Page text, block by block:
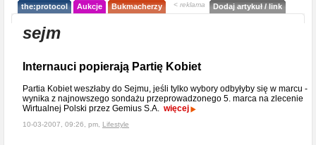
the:protocol Aukcje Bukmacherzy < reklama Dodaj artykuł / link
sejm
Internauci popierają Partię Kobiet
Partia Kobiet weszłaby do Sejmu, jeśli tylko wybory odbyłyby się w marcu -
wynika z najnowszego sondażu przeprowadzonego 5. marca na zlecenie
Wirtualnej Polski przez Gemius S.A. więcej
10-03-2007, 09:26, pm, Lifestyle